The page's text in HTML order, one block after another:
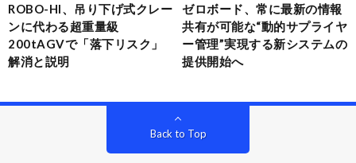
ROBO-HI、吊り下げ式クレー
ンに代わる超重量級
200tAGVで「落下リスク」
解消と説明
ゼロボード、常に最新の情報
共有が可能な“動的サプライヤ
ー管理”実現する新システムの
提供開始へ
Back to Top